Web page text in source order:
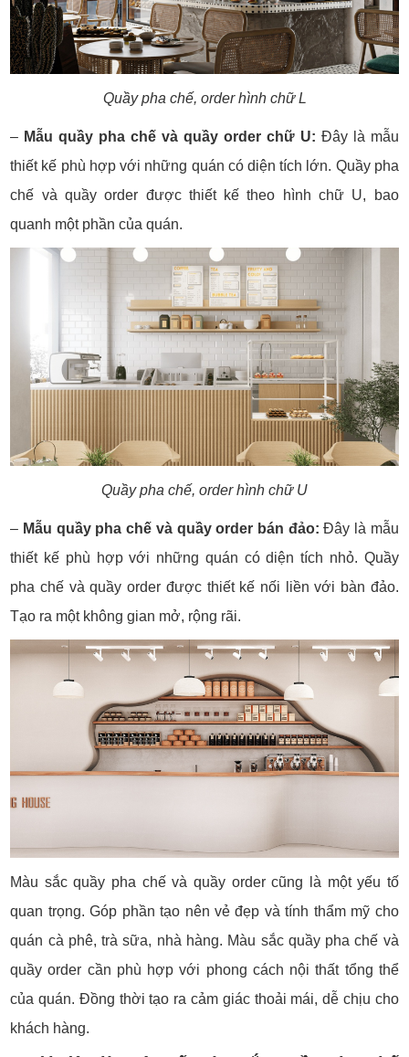
Quầy pha chế, order hình chữ L
– Mẫu quầy pha chế và quầy order chữ U: Đây là mẫu
thiết kế phù hợp với những quán có diện tích lớn. Quầy pha
chế và quầy order được thiết kế theo hình chữ U, bao
quanh một phần của quán.
Quầy pha chế, order hình chữ U
– Mẫu quầy pha chế và quầy order bán đảo: Đây là mẫu
thiết kế phù hợp với những quán có diện tích nhỏ. Quầy
pha chế và quầy order được thiết kế nối liền với bàn đảo.
Tạo ra một không gian mở, rộng rãi.
Màu sắc quầy pha chế và quầy order cũng là một yếu tố
quan trọng. Góp phần tạo nên vẻ đẹp và tính thẩm mỹ cho
quán cà phê, trà sữa, nhà hàng. Màu sắc quầy pha chế và
quầy order cần phù hợp với phong cách nội thất tổng thể
của quán. Đồng thời tạo ra cảm giác thoải mái, dễ chịu cho
khách hàng.